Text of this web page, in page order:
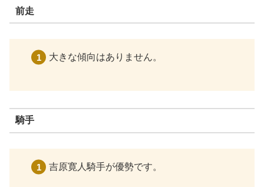
前走
大きな傾向はありません。
騎手
吉原寛人騎手が優勢です。